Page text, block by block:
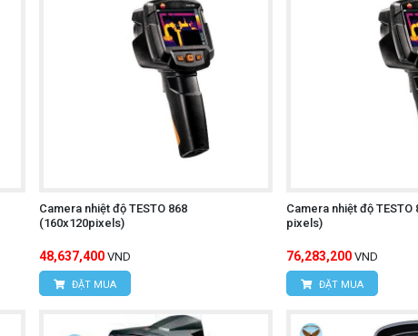
dễ dàng quan sát trong môi trường thiếu sáng.
video:
Ghi lại hình ảnh và video nhiệt để lưu trữ hoặc chia
Phân tích dữ liệu nhiệt độ để xác định các điểm nóng
nhẹ:
Thuận tiện cho việc di chuyển và sử dụng trong
Tiết kiệm pin khi không sử dụng.
Camera nhiệt độ TESTO 868
(160x120pixels)
48,637,400 VND
ĐẶT MUA
Camera nhiệt độ TESTO
pixels)
76,283,200 VND
ĐẶT MUA